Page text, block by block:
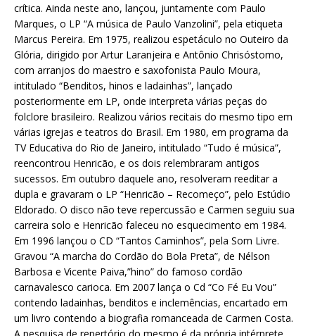
crítica. Ainda neste ano, lançou, juntamente com Paulo
Marques, o LP “A música de Paulo Vanzolini”, pela etiqueta
Marcus Pereira. Em 1975, realizou espetáculo no Outeiro da
Glória, dirigido por Artur Laranjeira e Antônio Chrisóstomo,
com arranjos do maestro e saxofonista Paulo Moura,
intitulado “Benditos, hinos e ladainhas”, lançado
posteriormente em LP, onde interpreta várias peças do
folclore brasileiro. Realizou vários recitais do mesmo tipo em
várias igrejas e teatros do Brasil. Em 1980, em programa da
TV Educativa do Rio de Janeiro, intitulado “Tudo é música”,
reencontrou Henricão, e os dois relembraram antigos
sucessos. Em outubro daquele ano, resolveram reeditar a
dupla e gravaram o LP “Henricão – Recomeço”, pelo Estúdio
Eldorado. O disco não teve repercussão e Carmen seguiu sua
carreira solo e Henricão faleceu no esquecimento em 1984.
Em 1996 lançou o CD “Tantos Caminhos”, pela Som Livre.
Gravou “A marcha do Cordão do Bola Preta”, de Nélson
Barbosa e Vicente Paiva,”hino” do famoso cordão
carnavalesco carioca. Em 2007 lança o Cd “Co Fé Eu Vou”
contendo ladainhas, benditos e inclemências, encartado em
um livro contendo a biografia romanceada de Carmen Costa.
A pesquisa de repertório do mesmo é da própria intérprete.